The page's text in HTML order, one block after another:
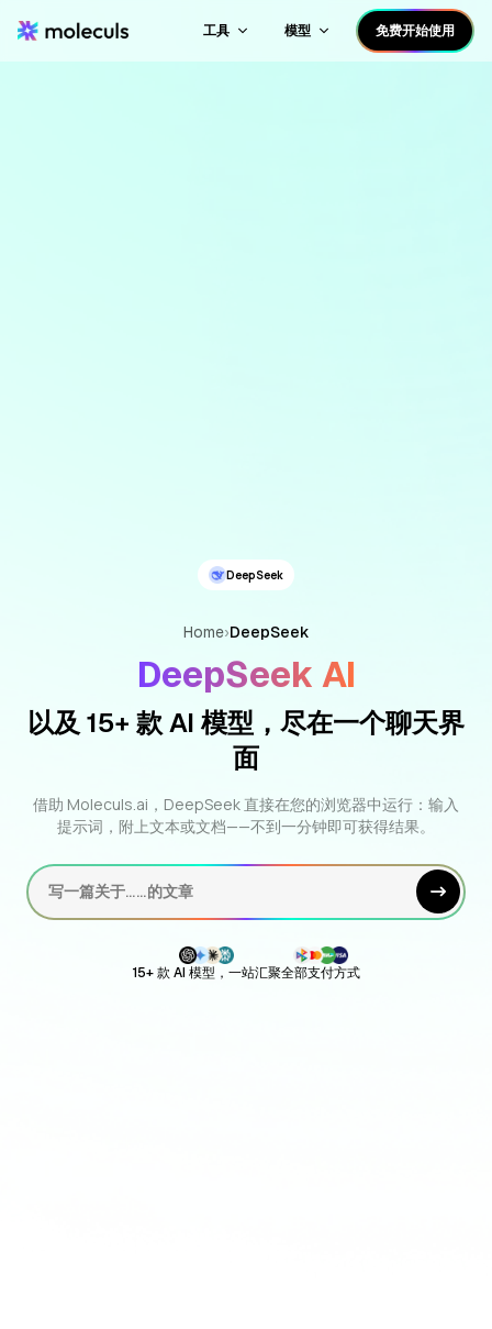
工具 模型 免费开始使用
DeepSeek
Home›DeepSeek
DeepSeek AI
以及 15+ 款 AI 模型，尽在一个聊天界
面
借助 Moleculs.ai，DeepSeek 直接在您的浏览器中运行：输入
提示词，附上文本或文档——不到一分钟即可获得结果。
写一篇关于……的文章
15+ 款 AI 模型，一站汇聚全部支付方式